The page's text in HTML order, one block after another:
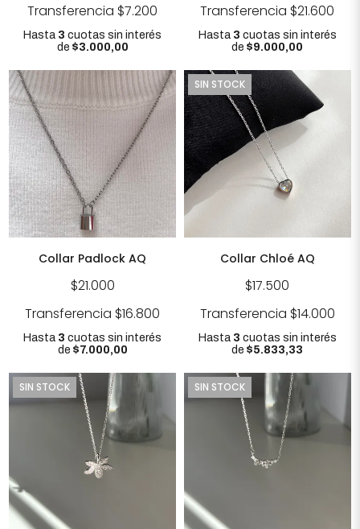
Transferencia $7.200
Hasta 3 cuotas sin interés
de $3.000,00
Transferencia $21.600
Hasta 3 cuotas sin interés
de$9.000,00
Collar Padlock AQ
$21.000
Transferencia $16.800
Hasta 3 cuotas sin interés
de $7.000,00
SIN STOCK
Collar Chloé AQ
$17.500
Transferencia $14.000
Hasta 3 cuotas sin interés
de$5.833,33
SIN STOCK SIN STOCK